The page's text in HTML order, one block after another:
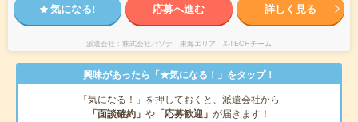
気になる! 応募へ進む 詳しく見る
派遣会社 株式会社パソナ 東海エリア X-TECHチーム
興味があったら「★気になる！」をタップ！
「気になる！」を押しておくと、派遣会社から
「面談確約」 や 「応募歓迎」 が届きます！